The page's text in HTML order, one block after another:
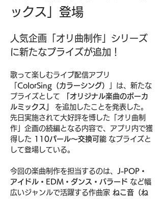
ックス」登場
人気企画「オリ曲制作」シリーズ
に新たなプライズが追加！
歌って楽しむライブ配信アプリ
ColorSing（カラーシング）
」は、新たな
プライズとして
「オリジナル楽曲のボーカ
ルミックス」
を追加したことを発表した。
先日実施されて大好評を博した「オリ曲制
作」企画の続編となる内容で、アプリ内で獲
得した 110パール〜交換可能 なプライズと
して登場している。
今回の楽曲制作を担当するのは、
J-POP・
アイドル・EDM・ダンス・バラード など幅
広いジャンルで活躍する作曲家 ねこ音（ね